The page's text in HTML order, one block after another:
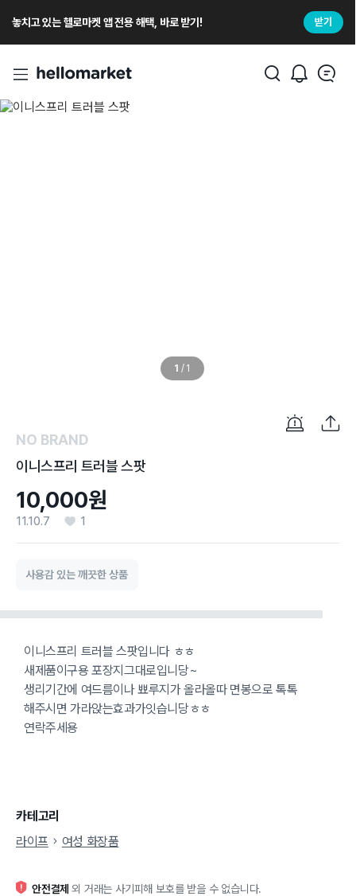
놓치고 있는 헬로마켓 앱 전용 해택, 바로 받기! 받기
1 / 1
NO BRAND
이니스프리 트러블 스팟
10,000원
11.10.7 1
사용감 있는 깨끗한 상품
이니스프리 트러블 스팟입니다 ㅎㅎ
새제품이구용 포장지그대로입니당~
생리기간에 여드름이나 뾰루지가 올라올따 면봉으로 톡톡
해주시면 가라앉는효과가잇습니당ㅎㅎ
연락주세용
카테고리
라이프
여성 화장품
안전결제 외 거래는 사기피해 보호를 받을 수 없습니다.